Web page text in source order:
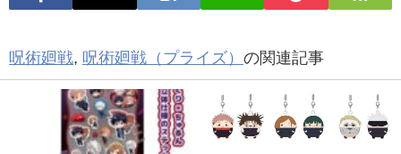
呪術廻戦, 呪術廻戦（プライズ） の関連記事